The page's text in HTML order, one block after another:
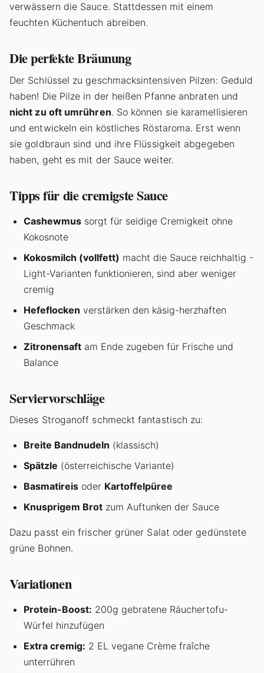
verwässern die Sauce. Stattdessen mit einem
feuchten Küchentuch abreiben.
Die perfekte Bräunung
Der Schlüssel zu geschmacksintensiven Pilzen: Geduld
haben! Die Pilze in der heißen Pfanne anbraten und
nicht zu oft umrühren. So können sie karamellisieren
und entwickeln ein köstliches Röstaroma. Erst wenn
sie goldbraun sind und ihre Flüssigkeit abgegeben
haben, geht es mit der Sauce weiter.
Tipps für die cremigste Sauce
Cashewmus sorgt für seidige Cremigkeit ohne
Kokosnote
Kokosmilch (vollfett) macht die Sauce reichhaltig -
Light-Varianten funktionieren, sind aber weniger
cremig
Hefeflocken verstärken den käsig-herzhaften
Geschmack
Zitronensaft am Ende zugeben für Frische und
Balance
Serviervorschläge
Dieses Stroganoff schmeckt fantastisch zu:
Breite Bandnudeln (klassisch)
Spätzle (österreichische Variante)
Basmatireis oder Kartoffelpüree
Knusprigem Brot zum Auftunken der Sauce
Dazu passt ein frischer grüner Salat oder gedünstete
grüne Bohnen.
Variationen
Protein-Boost: 200g gebratene Räuchertofu-
Würfel hinzufügen
Extra cremig: 2 EL vegane Crème fraîche
unterrühren